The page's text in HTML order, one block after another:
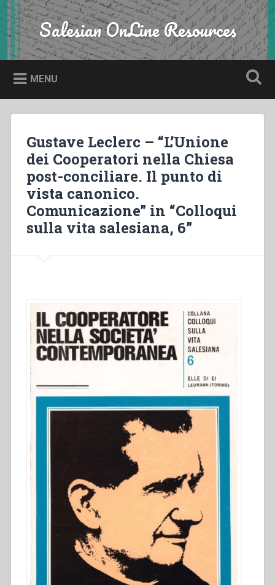
Skip
to
content
Search Salesian OnLine Resources
MENU
Gustave Leclerc – “L’Unione
dei Cooperatori nella Chiesa
post-conciliare. Il punto di
vista canonico.
Comunicazione” in “Colloqui
sulla vita salesiana, 6”